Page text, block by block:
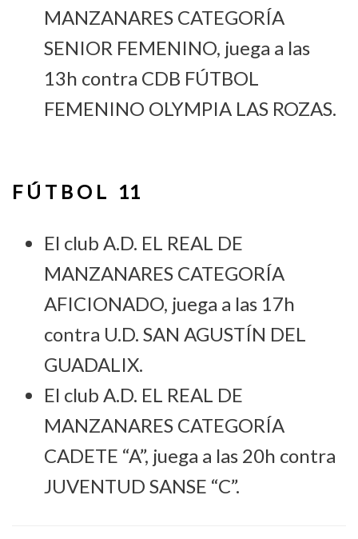
MANZANARES CATEGORÍA
SENIOR FEMENINO, juega a las
13h contra CDB FÚTBOL
FEMENINO OLYMPIA LAS ROZAS.
F Ú T B O L 11
El club A.D. EL REAL DE
MANZANARES CATEGORÍA
AFICIONADO, juega a las 17h
contra U.D. SAN AGUSTÍN DEL
GUADALIX.
El club A.D. EL REAL DE
MANZANARES CATEGORÍA
CADETE “A”, juega a las 20h contra
JUVENTUD SANSE “C”.